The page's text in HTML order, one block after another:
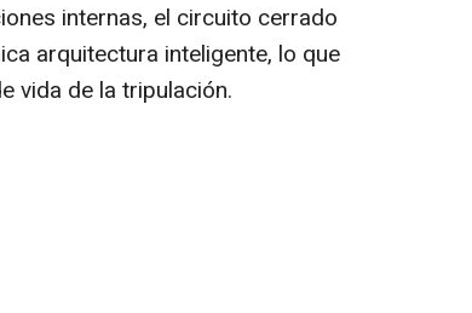
internas, el circuito cerrado
arquitectura inteligente, lo que
vida de la tripulación.